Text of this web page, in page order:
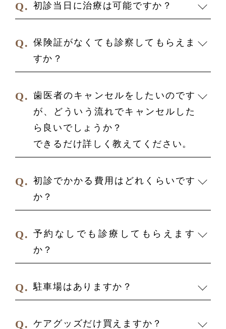
初診当日に治療は可能ですか？
保険証がなくても診察してもらえま
すか？
歯医者のキャンセルをしたいのです
が、どういう流れでキャンセルした
ら 良いでしょうか？
できるだけ詳しく教えてください。
初診でかかる費用はどれくらいです
か？
予約なしでも診療してもらえます
か？
駐車場はありますか？
ケアグッズだけ買えますか？